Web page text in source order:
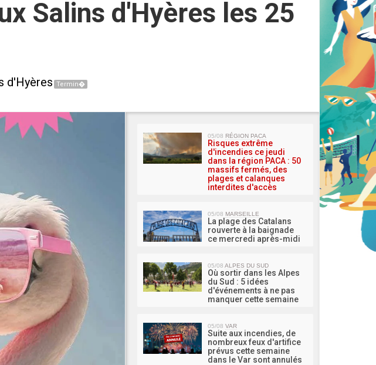
Salins d'Hyères les 25
d'Hyères Termin�
MA
05/08 RÉGION PACA
Risques extrême
d'incendies ce jeudi
dans la région PACA : 50
massifs fermés, des
plages et calanques
interdites d'accès
05/08 MARSEILLE
La plage des Catalans
rouverte à la baignade
ce mercredi après-midi
05/08 ALPES DU SUD
Où sortir dans les Alpes
du Sud : 5 idées
d'événements à ne pas
manquer cette semaine
05/08 VAR
Suite aux incendies, de
nombreux feux d'artifice
prévus cette semaine
dans le Var sont annulés